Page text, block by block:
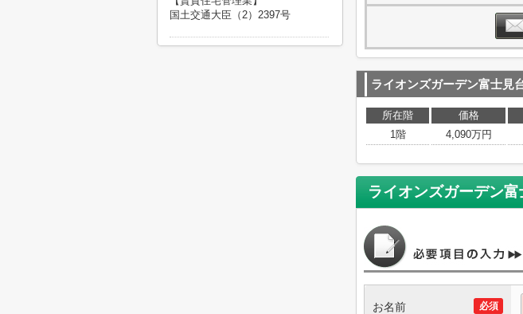
ライオンズガーデン富士見
所在階 価格
1階
4,090万円
ライオンズガーデン富
必須
お名前
国土交通大臣（2）2397号